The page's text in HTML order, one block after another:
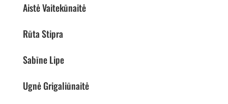
Aistė Vaitekūnaitė
Rūta Stipra
Sabīne Lipe
Ugnė Grigaliūnaitė